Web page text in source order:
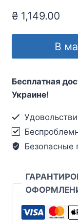
₴ 1,149.00
В
Бесплатная
Украине!
Безопасные